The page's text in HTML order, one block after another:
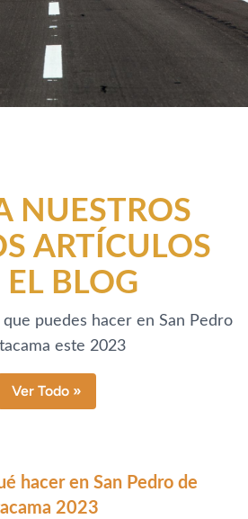
NUESTROS
ARTÍCULOS
EL BLOG
puedes hacer en San Pedro
este 2023
Ver Todo »
hacer en San Pedro de
2023